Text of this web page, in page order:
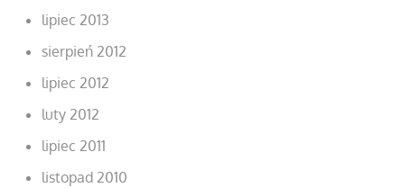
lipiec 2013
sierpień 2012
lipiec 2012
luty 2012
lipiec 2011
listopad 2010